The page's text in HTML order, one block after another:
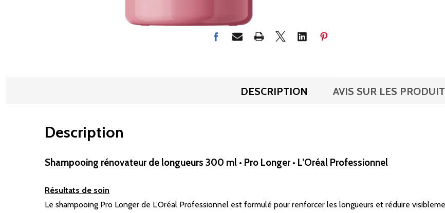
DESCRIPTION AVIS SUR LES
Description
Shampooing rénovateur de longueurs 300 ml • Pro Longer • L’Oréal Professionnel
Résultats de soin
Le shampooing Pro Longer de L’Oréal Professionnel est formulé pour renforcer les longueurs et réduire